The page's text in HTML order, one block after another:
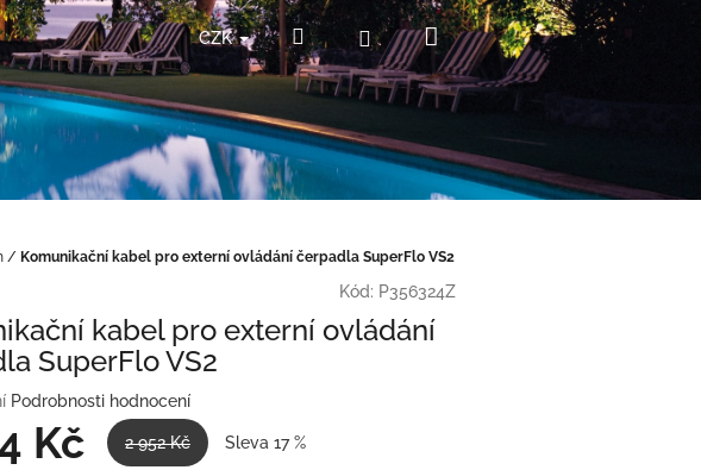
CZK HledatPřihlášeníNákupní
košík
/ Komunikační kabel pro externí ovládání čerpadla SuperFlo VS2
Kód: P356324Z
kabel pro externí ovládání
SuperFlo VS2
Podrobnosti hodnocení
Kč 2 952 Kč Sleva 17 %